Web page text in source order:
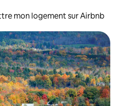
mon logement sur Airbnb